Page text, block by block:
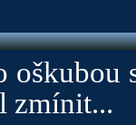
oškubou
zmínit...